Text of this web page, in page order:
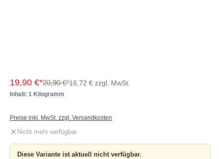
19,90 €*20,90 €*16,72 € zzgl. MwSt.
Inhalt: 1 Kilogramm
Preise inkl. MwSt. zzgl. Versandkosten
Nicht mehr verfügbar
Diese Variante ist aktuell nicht verfügbar.